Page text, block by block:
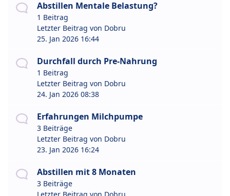
Abstillen Mentale Belastung?
1 Beitrag
Letzter Beitrag von Dobru
25. Jan 2026 16:44
Durchfall durch Pre-Nahrung
1 Beitrag
Letzter Beitrag von Dobru
24. Jan 2026 08:38
Erfahrungen Milchpumpe
3 Beiträge
Letzter Beitrag von Dobru
23. Jan 2026 16:24
Abstillen mit 8 Monaten
3 Beiträge